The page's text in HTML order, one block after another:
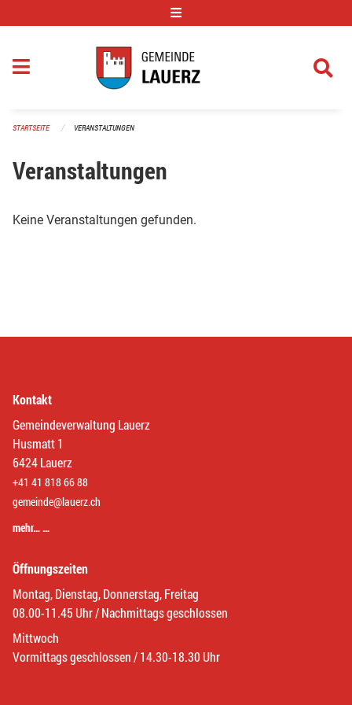
STARTSEITE VERANSTALTUNGEN
Veranstaltungen
Keine Veranstaltungen gefunden.
Kontakt
Gemeindeverwaltung Lauerz
Husmatt 1
6424 Lauerz
+41 41 818 66 88
gemeinde@lauerz.ch
mehr… …
Öffnungszeiten
Montag, Dienstag, Donnerstag, Freitag
08.00-11.45 Uhr / Nachmittags geschlossen
Mittwoch
Vormittags geschlossen / 14.30-18.30 Uhr